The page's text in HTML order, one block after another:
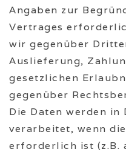
Angaben zur
Vertrages
wir gegenüber
Auslieferung,
gesetzlichen
gegenüber
Die Daten werden
verarbeitet, wenn
erforderlich ist (z.B.